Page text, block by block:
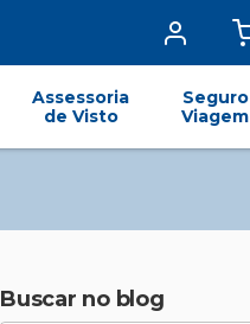
Assessoria
de Visto
Seguro
Viagem
Buscar no blog